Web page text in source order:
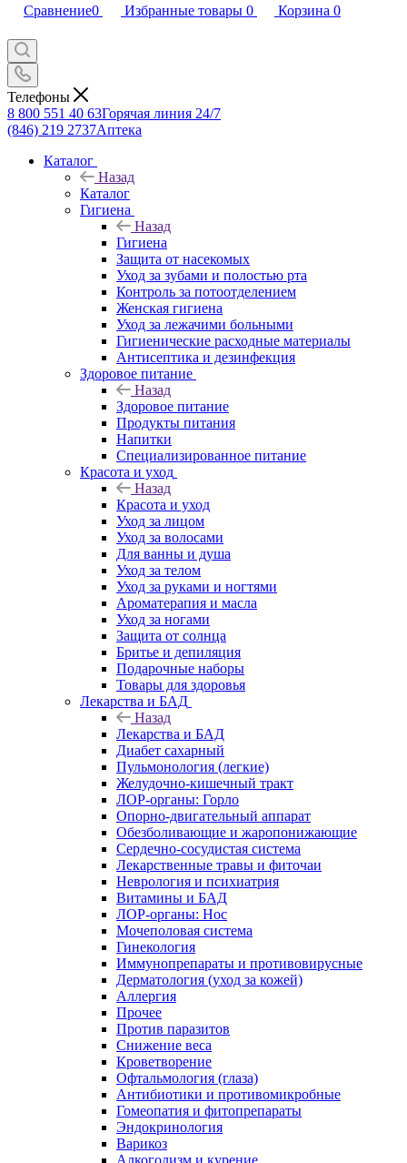
Сравнение0 Избранные товары 0 Корзина 0
Телефоны
8 800 551 40 63Горячая линия 24/7
(846) 219 2737Аптека
Каталог
Назад
Каталог
Гигиена
Назад
Гигиена
Защита от насекомых
Уход за зубами и полостью рта
Контроль за потоотделением
Женская гигиена
Уход за лежачими больными
Гигиенические расходные материалы
Антисептика и дезинфекция
Здоровое питание
Назад
Здоровое питание
Продукты питания
Напитки
Специализированное питание
Красота и уход
Назад
Красота и уход
Уход за лицом
Уход за волосами
Для ванны и душа
Уход за телом
Уход за руками и ногтями
Ароматерапия и масла
Уход за ногами
Защита от солнца
Бритье и депиляция
Подарочные наборы
Товары для здоровья
Лекарства и БАД
Назад
Лекарства и БАД
Диабет сахарный
Пульмонология (легкие)
Желудочно-кишечный тракт
ЛОР-органы: Горло
Опорно-двигательный аппарат
Обезболивающие и жаропонижающие
Сердечно-сосудистая система
Лекарственные травы и фиточаи
Неврология и психиатрия
Витамины и БАД
ЛОР-органы: Нос
Мочеполовая система
Гинекология
Иммунопрепараты и противовирусные
Дерматология (уход за кожей)
Аллергия
Прочее
Против паразитов
Снижение веса
Кроветворение
Офтальмология (глаза)
Антибиотики и противомикробные
Гомеопатия и фитопрепараты
Эндокринология
Варикоз
Алкоголизм и курение